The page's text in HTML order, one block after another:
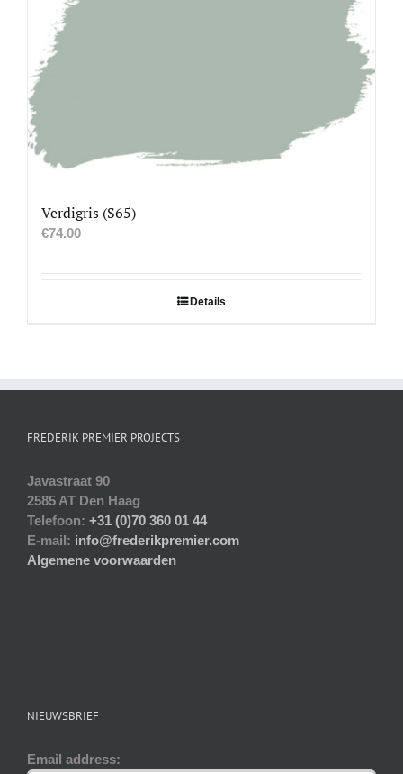
Verdigris (S65)
€74.00
Details
FREDERIK PREMIER PROJECTS
Javastraat 90
2585 AT Den Haag
Telefoon: +31 (0)70 360 01 44
E-mail: info@frederikpremier.com
Algemene voorwaarden
NIEUWSBRIEF
Email address: